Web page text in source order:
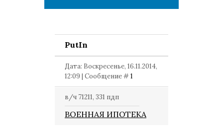
PutIn
Дата: Воскресенье, 16.11.2014,
12:09 | Сообщение #1
в/ч 71211, 331 пдп
ВОЕННАЯ ИПОТЕКА